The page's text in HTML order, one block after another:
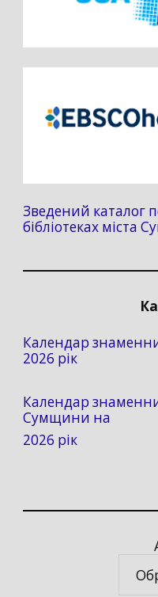
Зведений каталог
бібліотеках міста
Календар
2026 рік
Календар
Сумщини на
2026 рік